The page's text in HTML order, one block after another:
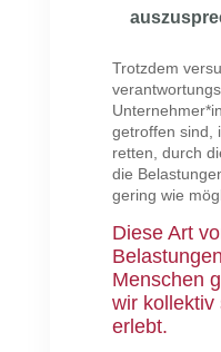
Trotzdem
getroffen sind,
retten, durch
die
gering wie
Diese Art
Menschen
wir kollektiv
erlebt.